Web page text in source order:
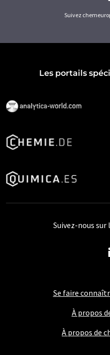
Suivez
Les portails
Se faire
À propos
À propos de
Suivez-nous sur